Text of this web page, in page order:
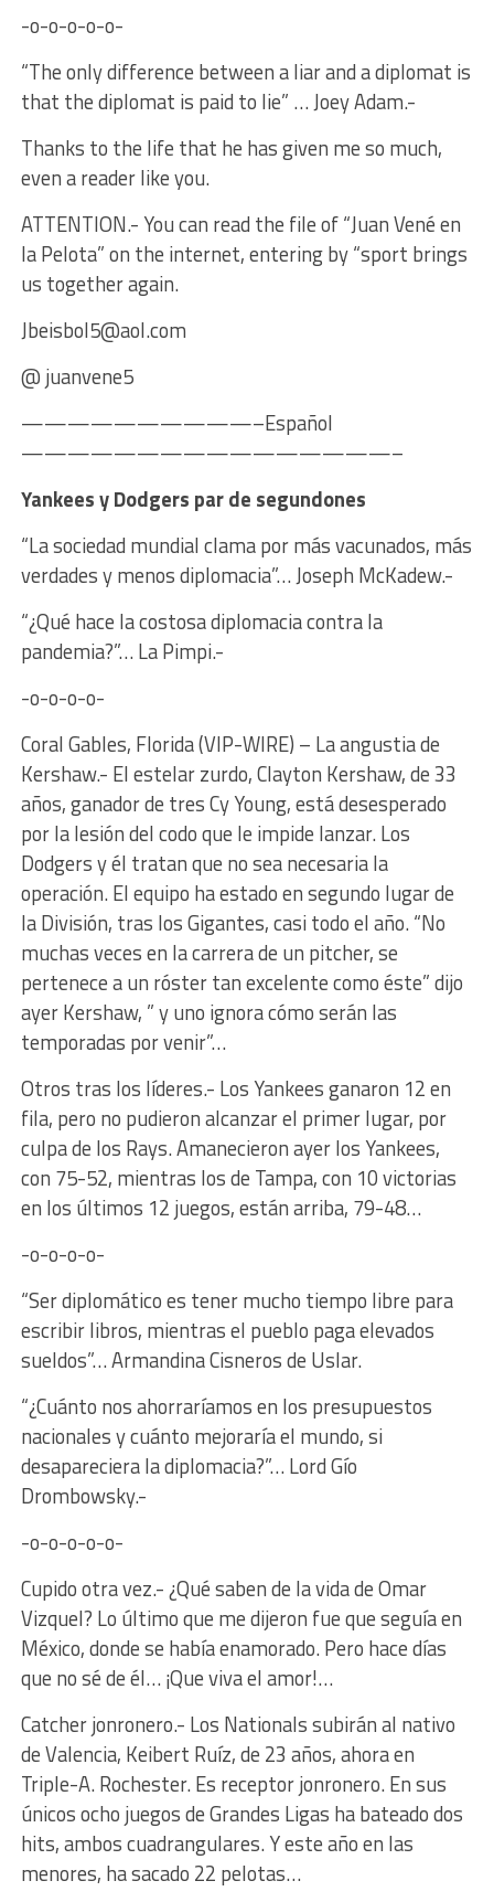
-o-o-o-o-o-
“The only difference between a liar and a diplomat is
that the diplomat is paid to lie” … Joey Adam.-
Thanks to the life that he has given me so much,
even a reader like you.
ATTENTION.- You can read the file of “Juan Vené en
la Pelota” on the internet, entering by “sport brings
us together again.
Jbeisbol5@aol.com
@ juanvene5
——————————–Español
————————————————–
Yankees y Dodgers par de segundones
“La sociedad mundial clama por más vacunados, más
verdades y menos diplomacia”… Joseph McKadew.-
“¿Qué hace la costosa diplomacia contra la
pandemia?”… La Pimpi.-
-o-o-o-o-
Coral Gables, Florida (VIP-WIRE) – La angustia de
Kershaw.- El estelar zurdo, Clayton Kershaw, de 33
años, ganador de tres Cy Young, está desesperado
por la lesión del codo que le impide lanzar. Los
Dodgers y él tratan que no sea necesaria la
operación. El equipo ha estado en segundo lugar de
la División, tras los Gigantes, casi todo el año. “No
muchas veces en la carrera de un pitcher, se
pertenece a un róster tan excelente como éste” dijo
ayer Kershaw, ” y uno ignora cómo serán las
temporadas por venir”…
Otros tras los líderes.- Los Yankees ganaron 12 en
fila, pero no pudieron alcanzar el primer lugar, por
culpa de los Rays. Amanecieron ayer los Yankees,
con 75-52, mientras los de Tampa, con 10 victorias
en los últimos 12 juegos, están arriba, 79-48…
-o-o-o-o-
“Ser diplomático es tener mucho tiempo libre para
escribir libros, mientras el pueblo paga elevados
sueldos”… Armandina Cisneros de Uslar.
“¿Cuánto nos ahorraríamos en los presupuestos
nacionales y cuánto mejoraría el mundo, si
desapareciera la diplomacia?”… Lord Gío
Drombowsky.-
-o-o-o-o-o-
Cupido otra vez.- ¿Qué saben de la vida de Omar
Vizquel? Lo último que me dijeron fue que seguía en
México, donde se había enamorado. Pero hace días
que no sé de él… ¡Que viva el amor!…
Catcher jonronero.- Los Nationals subirán al nativo
de Valencia, Keibert Ruíz, de 23 años, ahora en
Triple-A. Rochester. Es receptor jonronero. En sus
únicos ocho juegos de Grandes Ligas ha bateado dos
hits, ambos cuadrangulares. Y este año en las
menores, ha sacado 22 pelotas…